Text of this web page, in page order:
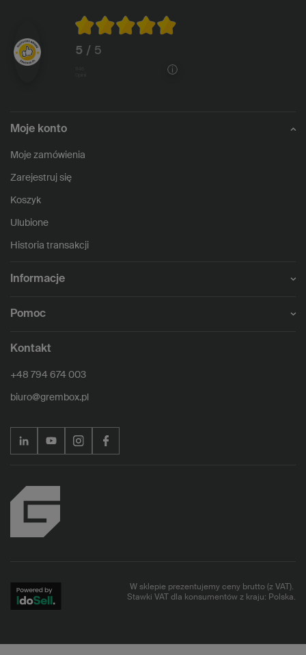
5 / 5
Moje konto
Moje zamówienia
Zarejestruj się
Koszyk
Ulubione
Historia transakcji
Informacje
Pomoc
Kontakt
+48 794 674 003
biuro@grembox.pl
W sklepie prezentujemy ceny brutto (z VAT).
Stawki VAT dla konsumentów z kraju: Polska.